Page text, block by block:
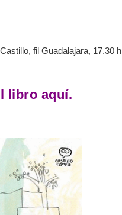
fil Guadalajara, 17.30 h
libro aquí.